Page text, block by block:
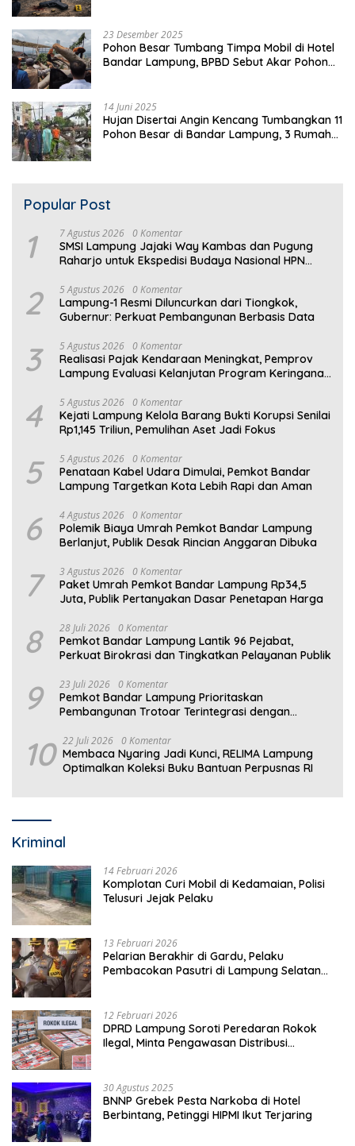
23 Desember 2025
Pohon Besar Tumbang Timpa Mobil di Hotel
Bandar Lampung, BPBD Sebut Akar Pohon
14 Juni 2025
Hujan Disertai Angin Kencang Tumbangkan 11
Pohon Besar di Bandar Lampung, 3 Rumah
Popular Post
1 7 Agustus 2026 0 Komentar
SMSI Lampung Jajaki Way Kambas dan Pugung
Raharjo untuk Ekspedisi Budaya Nasional HPN
2 5 Agustus 2026 0 Komentar
Lampung-1 Resmi Diluncurkan dari Tiongkok,
Gubernur: Perkuat Pembangunan Berbasis Data
3 5 Agustus 2026 0 Komentar
Realisasi Pajak Kendaraan Meningkat, Pemprov
Lampung Evaluasi Kelanjutan Program Keringanan
4 5 Agustus 2026 0 Komentar
Kejati Lampung Kelola Barang Bukti Korupsi Senilai
Rp1,145 Triliun, Pemulihan Aset Jadi Fokus
5 5 Agustus 2026 0 Komentar
Penataan Kabel Udara Dimulai, Pemkot Bandar
Lampung Targetkan Kota Lebih Rapi dan Aman
6 4 Agustus 2026 0 Komentar
Polemik Biaya Umrah Pemkot Bandar Lampung
Berlanjut, Publik Desak Rincian Anggaran Dibuka
7 3 Agustus 2026 0 Komentar
Paket Umrah Pemkot Bandar Lampung Rp34,5
Juta, Publik Pertanyakan Dasar Penetapan Harga
8 28 Juli 2026 0 Komentar
Pemkot Bandar Lampung Lantik 96 Pejabat,
Perkuat Birokrasi dan Tingkatkan Pelayanan Publik
9 23 Juli 2026 0 Komentar
Pemkot Bandar Lampung Prioritaskan
Pembangunan Trotoar Terintegrasi dengan
10 22 Juli 2026 0 Komentar
Membaca Nyaring Jadi Kunci, RELIMA Lampung
Optimalkan Koleksi Buku Bantuan Perpusnas RI
Kriminal
14 Februari 2026
Komplotan Curi Mobil di Kedamaian, Polisi
Telusuri Jejak Pelaku
13 Februari 2026
Pelarian Berakhir di Gardu, Pelaku
Pembacokan Pasutri di Lampung Selatan
12 Februari 2026
DPRD Lampung Soroti Peredaran Rokok
Ilegal, Minta Pengawasan Distribusi
30 Agustus 2025
BNNP Grebek Pesta Narkoba di Hotel
Berbintang, Petinggi HIPMI Ikut Terjaring